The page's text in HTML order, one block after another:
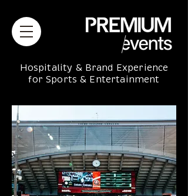
Hospitality & Brand Experience
for Sports & Entertainment